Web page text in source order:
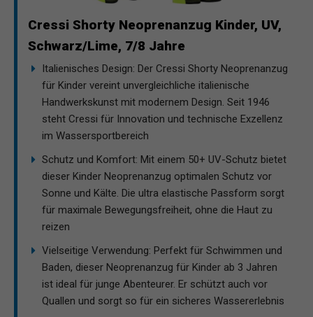
Cressi Shorty Neoprenanzug Kinder, UV,
Schwarz/Lime, 7/8 Jahre
Italienisches Design: Der Cressi Shorty Neoprenanzug
für Kinder vereint unvergleichliche italienische
Handwerkskunst mit modernem Design. Seit 1946
steht Cressi für Innovation und technische Exzellenz
im Wassersportbereich
Schutz und Komfort: Mit einem 50+ UV-Schutz bietet
dieser Kinder Neoprenanzug optimalen Schutz vor
Sonne und Kälte. Die ultra elastische Passform sorgt
für maximale Bewegungsfreiheit, ohne die Haut zu
reizen
Vielseitige Verwendung: Perfekt für Schwimmen und
Baden, dieser Neoprenanzug für Kinder ab 3 Jahren
ist ideal für junge Abenteurer. Er schützt auch vor
Quallen und sorgt so für ein sicheres Wassererlebnis